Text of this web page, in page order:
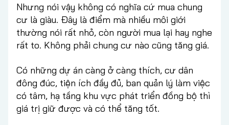
Nhưng nói vậy không có nghĩa cứ mua chung
cư là giàu. Đây là điểm mà nhiều môi giới
thường nói rất nhỏ, còn người mua lại hay nghe
rất to. Không phải chung cư nào cũng tăng giá.
Có những dự án càng ở càng thích, cư dân
đông đúc, tiện ích đầy đủ, ban quản lý làm việc
có tâm, hạ tầng khu vực phát triển đồng bộ thì
giá trị giữ được và có thể tăng tốt.